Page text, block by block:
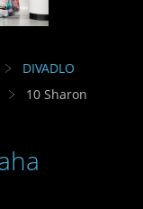
DIVADLO
10 Sharon